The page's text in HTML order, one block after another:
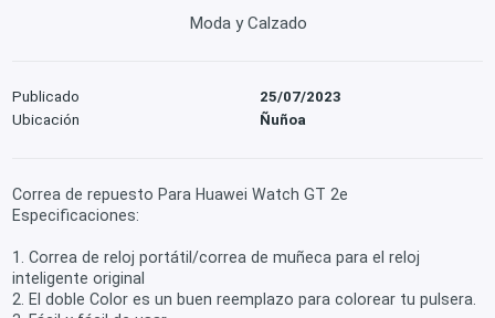
Moda y Calzado
Publicado
25/07/2023
Ubicación
Ñuñoa
Correa de repuesto Para Huawei Watch GT 2e
Especificaciones:
1. Correa de reloj portátil/correa de muñeca para el reloj
inteligente original
2. El doble Color es un buen reemplazo para colorear tu pulsera.